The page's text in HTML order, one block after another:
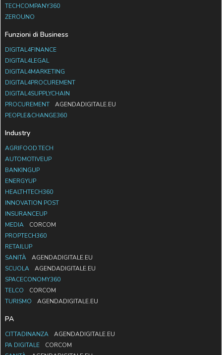
TECHCOMPANY360
ZEROUNO
Funzioni di Business
DIGITAL4FINANCE
DIGITAL4LEGAL
DIGITAL4MARKETING
DIGITAL4PROCUREMENT
DIGITAL4SUPPLYCHAIN
PROCUREMENT
AGENDADIGITALE.EU
PEOPLE&CHANGE360
Industry
AGRIFOOD.TECH
AUTOMOTIVEUP
BANKINGUP
ENERGYUP
HEALTHTECH360
INNOVATION POST
INSURANCEUP
MEDIA
CORCOM
PROPTECH360
RETAILUP
SANITÀ
AGENDADIGITALE.EU
SCUOLA
AGENDADIGITALE.EU
SPACECONOMY360
TELCO
CORCOM
TURISMO
AGENDADIGITALE.EU
PA
CITTADINANZA
AGENDADIGITALE.EU
PA DIGITALE
CORCOM